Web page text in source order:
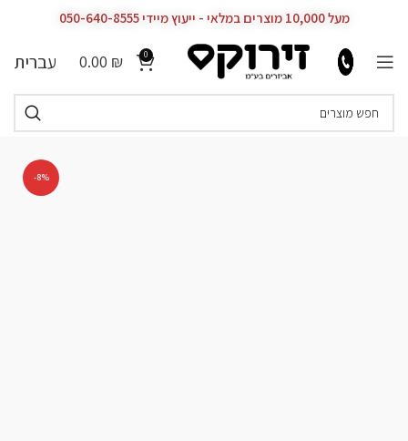
מעל 10,000 מוצרים במלאי - ייעוץ מיידי 050-640-8555
0
0.00 ₪ עברית
-8%